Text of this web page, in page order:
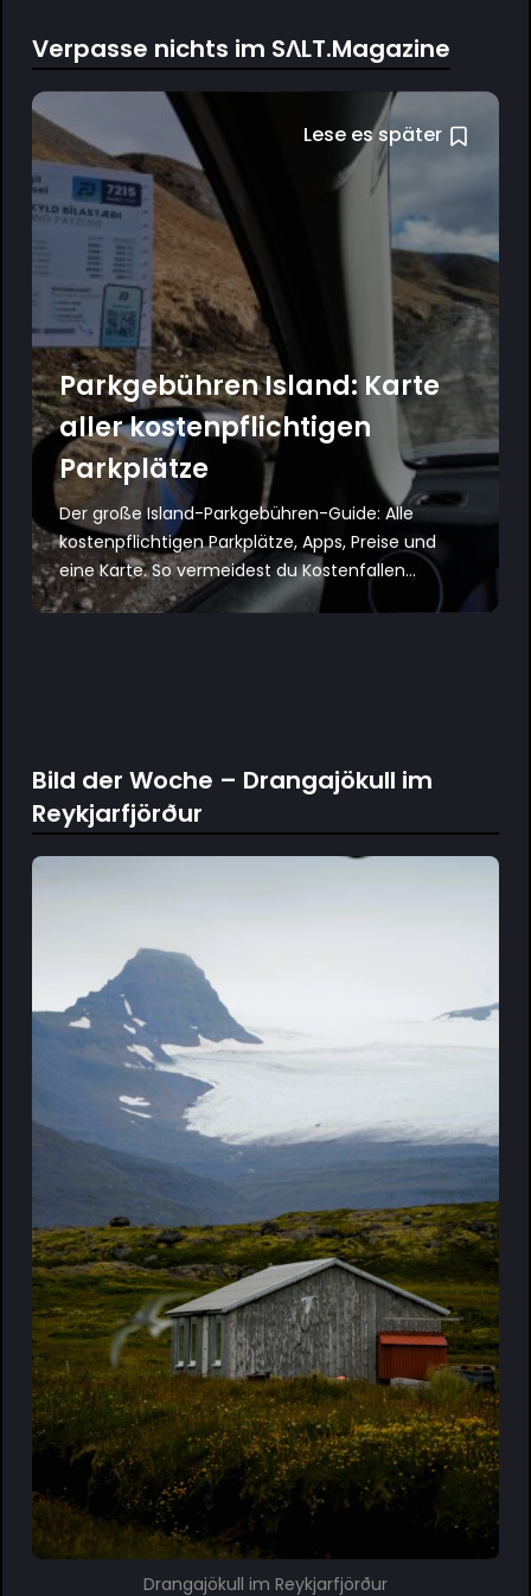
Verpasse nichts im SΛLT.Magazine
Lese es später
Parkgebühren Island: Karte
aller kostenpflichtigen
Parkplätze
Der große Island-Parkgebühren-Guide: Alle
kostenpflichtigen Parkplätze, Apps, Preise und
eine Karte. So vermeidest du Kostenfallen...
Bild der Woche – Drangajökull im
Reykjarfjörður
Drangajökull im Reykjarfjörður